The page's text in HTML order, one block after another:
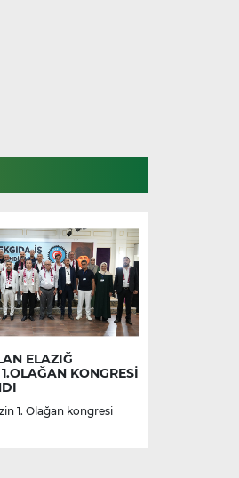
ELAZIĞ
KONGRESİ
1. Olağan kongresi